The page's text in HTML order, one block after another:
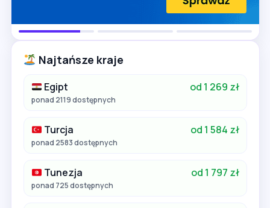
Najtańsze kraje
Egipt od 1 269 zł
ponad 2119 dostępnych
Turcja od 1 584 zł
ponad 2583 dostępnych
Tunezja od 1 797 zł
ponad 725 dostępnych